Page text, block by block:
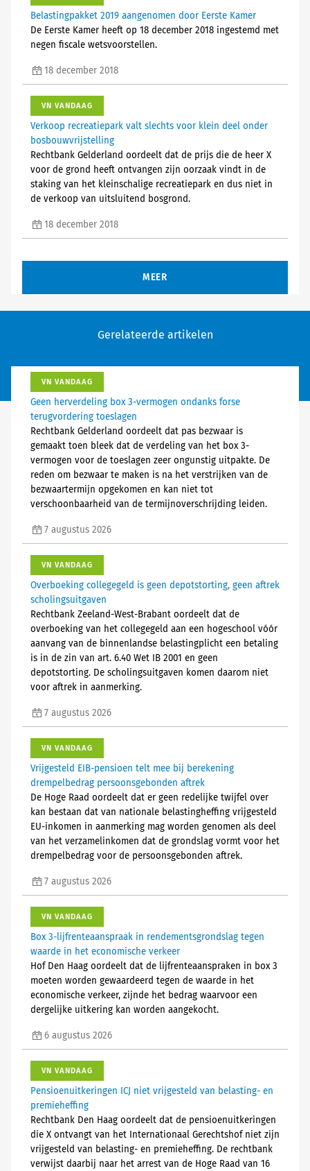
Belastingpakket 2019 aangenomen door Eerste Kamer
De Eerste Kamer heeft op 18 december 2018 ingestemd met
negen fiscale wetsvoorstellen.
18 december 2018
VN VANDAAG
Verkoop recreatiepark valt slechts voor klein deel onder
bosbouwvrijstelling
Rechtbank Gelderland oordeelt dat de prijs die de heer X
voor de grond heeft ontvangen zijn oorzaak vindt in de
staking van het kleinschalige recreatiepark en dus niet in
de verkoop van uitsluitend bosgrond.
18 december 2018
MEER
Gerelateerde artikelen
VN VANDAAG
Geen herverdeling box 3-vermogen ondanks forse
terugvordering toeslagen
Rechtbank Gelderland oordeelt dat pas bezwaar is
gemaakt toen bleek dat de verdeling van het box 3-
vermogen voor de toeslagen zeer ongunstig uitpakte. De
reden om bezwaar te maken is na het verstrijken van de
bezwaartermijn opgekomen en kan niet tot
verschoonbaarheid van de termijnoverschrijding leiden.
7 augustus 2026
VN VANDAAG
Overboeking collegegeld is geen depotstorting, geen aftrek
scholingsuitgaven
Rechtbank Zeeland-West-Brabant oordeelt dat de
overboeking van het collegegeld aan een hogeschool vóór
aanvang van de binnenlandse belastingplicht een betaling
is in de zin van art. 6.40 Wet IB 2001 en geen
depotstorting. De scholingsuitgaven komen daarom niet
voor aftrek in aanmerking.
7 augustus 2026
VN VANDAAG
Vrijgesteld EIB-pensioen telt mee bij berekening
drempelbedrag persoonsgebonden aftrek
De Hoge Raad oordeelt dat er geen redelijke twijfel over
kan bestaan dat van nationale belastingheffing vrijgesteld
EU-inkomen in aanmerking mag worden genomen als deel
van het verzamelinkomen dat de grondslag vormt voor het
drempelbedrag voor de persoonsgebonden aftrek.
7 augustus 2026
VN VANDAAG
Box 3-lijfrenteaanspraak in rendementsgrondslag tegen
waarde in het economische verkeer
Hof Den Haag oordeelt dat de lijfrenteaanspraken in box 3
moeten worden gewaardeerd tegen de waarde in het
economische verkeer, zijnde het bedrag waarvoor een
dergelijke uitkering kan worden aangekocht.
6 augustus 2026
VN VANDAAG
Pensioenuitkeringen ICJ niet vrijgesteld van belasting- en
premieheffing
Rechtbank Den Haag oordeelt dat de pensioenuitkeringen
die X ontvangt van het Internationaal Gerechtshof niet zijn
vrijgesteld van belasting- en premieheffing. De rechtbank
verwijst daarbij naar het arrest van de Hoge Raad van 16